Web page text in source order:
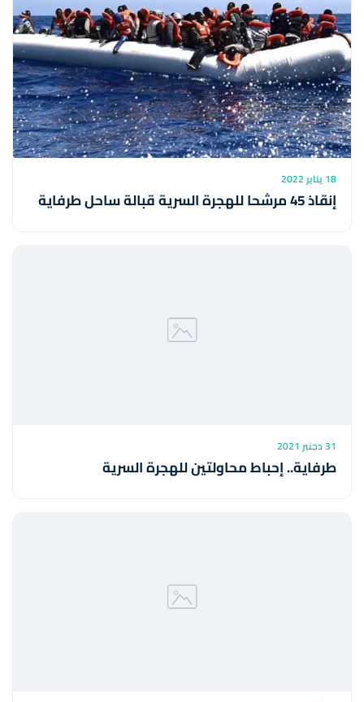
18 يناير 2022
إنقاذ 45 مرشحا للهجرة السرية قبالة ساحل طرفاية
31 دجنبر 2021
طرفاية.. إحباط محاولتين للهجرة السرية